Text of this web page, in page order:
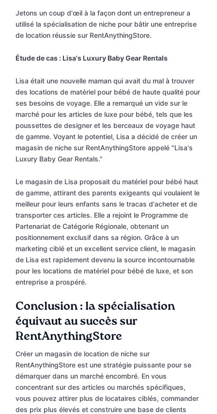
Jetons un coup d'œil à la façon dont un entrepreneur a
utilisé la spécialisation de niche pour bâtir une entreprise
de location réussie sur RentAnythingStore.
Étude de cas : Lisa's Luxury Baby Gear Rentals
Lisa était une nouvelle maman qui avait du mal à trouver
des locations de matériel pour bébé de haute qualité pour
ses besoins de voyage. Elle a remarqué un vide sur le
marché pour les articles de luxe pour bébé, tels que les
poussettes de designer et les berceaux de voyage haut
de gamme. Voyant le potentiel, Lisa a décidé de créer un
magasin de niche sur RentAnythingStore appelé "Lisa's
Luxury Baby Gear Rentals."
Le magasin de Lisa proposait du matériel pour bébé haut
de gamme, attirant des parents exigeants qui voulaient le
meilleur pour leurs enfants sans le tracas d'acheter et de
transporter ces articles. Elle a rejoint le Programme de
Partenariat de Catégorie Régionale, obtenant un
positionnement exclusif dans sa région. Grâce à un
marketing ciblé et un excellent service client, le magasin
de Lisa est rapidement devenu la source incontournable
pour les locations de matériel pour bébé de luxe, et son
entreprise a prospéré.
Conclusion : la spécialisation
équivaut au succès sur
RentAnythingStore
Créer un magasin de location de niche sur
RentAnythingStore est une stratégie puissante pour se
démarquer dans un marché encombré. En vous
concentrant sur des articles ou marchés spécifiques,
vous pouvez attirer plus de locataires ciblés, commander
des prix plus élevés et construire une base de clients